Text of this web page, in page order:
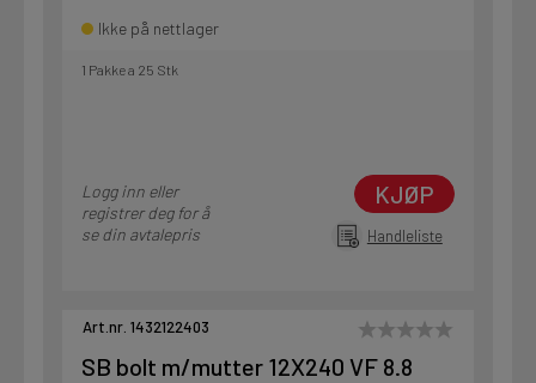
Ikke på nettlager
1 Pakke a 25 Stk
Logg inn eller
registrer deg for å
se din avtalepris
KJØP
Handleliste
Art.nr. 1432122403
SB bolt m/mutter 12X240 VF 8.8